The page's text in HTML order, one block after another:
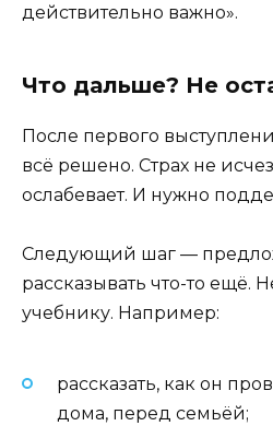
действительно важно».
Что дальше? Не
После первого
всё решено. Страх не
ослабевает. И нужно
Следующий шаг —
рассказывать что-то ещё.
учебнику. Например:
рассказать, как он
дома, перед семьёй;